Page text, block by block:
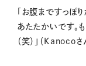
「お腹まですっぽ
あたたかいです。
（笑）」（Kanocoさ